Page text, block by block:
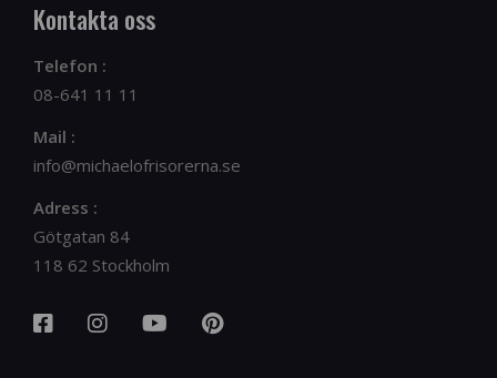
Kontakta oss
Telefon :
08-641 11 11
Mail :
info@michaelofrisorerna.se
Adress :
Götgatan 84
118 62 Stockholm